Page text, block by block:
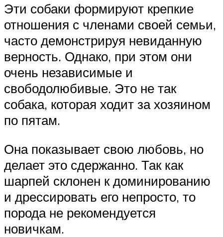
Эти собаки формируют крепкие
отношения с членами своей семьи,
часто демонстрируя невиданную
верность. Однако, при этом они
очень независимые и
свободолюбивые. Это не так
собака, которая ходит за хозяином
по пятам.
Она показывает свою любовь, но
делает это сдержанно. Так как
шарпей склонен к доминированию
и дрессировать его непросто, то
порода не рекомендуется
новичкам.